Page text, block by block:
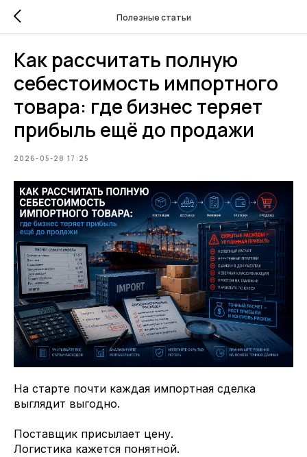
Полезные статьи
Как рассчитать полную
себестоимость импортного
товара: где бизнес теряет
прибыль ещё до продажи
2026-05-28 17:25
На старте почти каждая импортная сделка
выглядит выгодно.
Поставщик присылает цену.
Логистика кажется понятной.